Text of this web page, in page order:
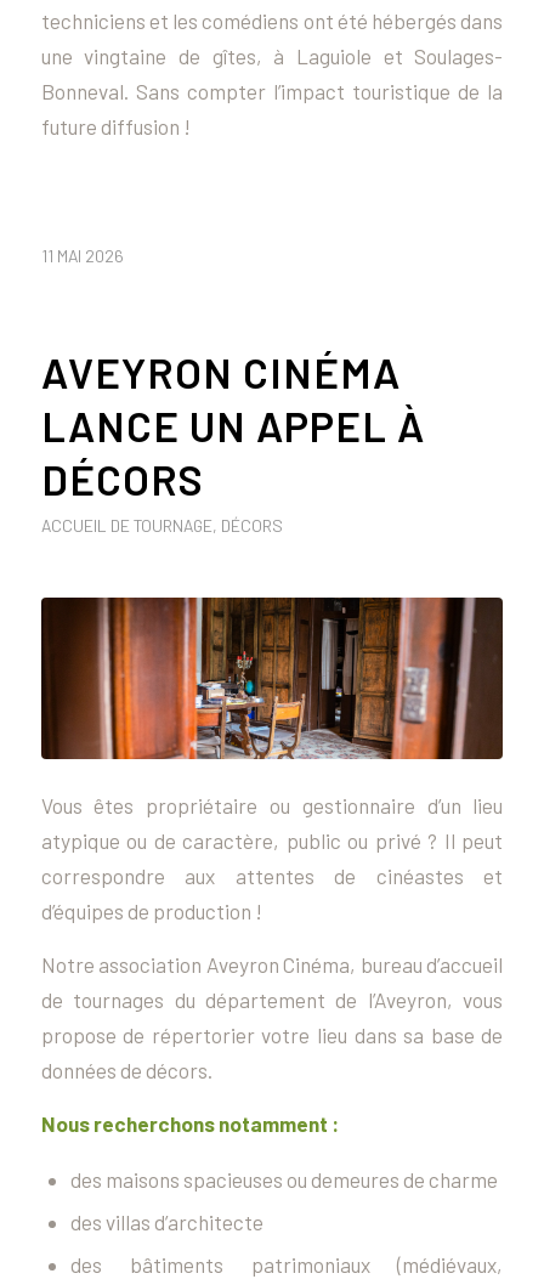
techniciens et les comédiens ont été hébergés dans
une vingtaine de gîtes, à Laguiole et Soulages-
Bonneval. Sans compter l’impact touristique de la
future diffusion !
11 MAI 2026
AVEYRON CINÉMA
LANCE UN APPEL À
DÉCORS
ACCUEIL DE TOURNAGE, DÉCORS
Vous êtes propriétaire ou gestionnaire d’un lieu
atypique ou de caractère, public ou privé ? Il peut
correspondre aux attentes de cinéastes et
d’équipes de production !
Notre association Aveyron Cinéma, bureau d’accueil
de tournages du département de l’Aveyron, vous
propose de répertorier votre lieu dans sa base de
données de décors.
Nous recherchons notamment :
des maisons spacieuses ou demeures de charme
des villas d’architecte
des bâtiments patrimoniaux (médiévaux,